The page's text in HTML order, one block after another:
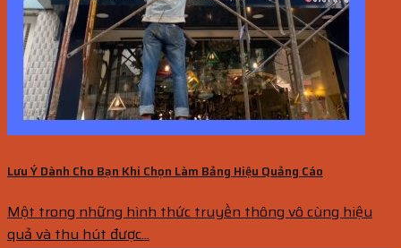
Lưu Ý Dành Cho Bạn Khi Chọn Làm Bảng Hiệu Quảng Cáo
Một trong những hình thức truyền thông vô cùng hiệu
quả và thu hút được...